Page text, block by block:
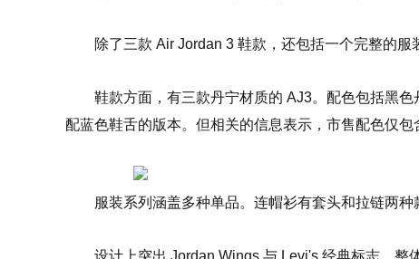
除了三款 Air Jordan 3 鞋款，还包括一个完整的服
鞋款方面，有三款丹宁材质的 AJ3。配色包括黑
配蓝色鞋舌的版本。但相关的信息表示，市售配色仅包
服装系列涵盖多种单品。连帽衫有套头和拉链两